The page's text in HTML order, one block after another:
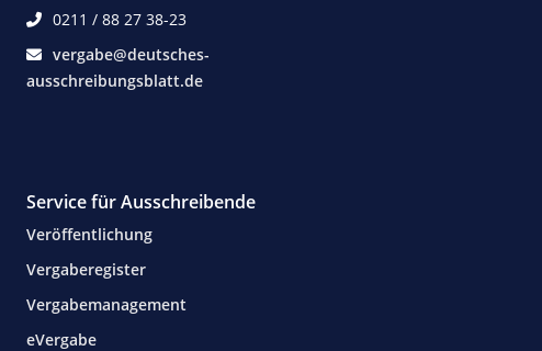
0211 / 88 27 38-23
vergabe@deutsches-
ausschreibungsblatt.de
Service für Ausschreibende
Veröffentlichung
Vergaberegister
Vergabemanagement
eVergabe